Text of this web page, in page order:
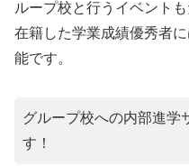
ループ校と行うイベント
在籍した学業成績優秀者
能です。
グループ校への内部進学
す！